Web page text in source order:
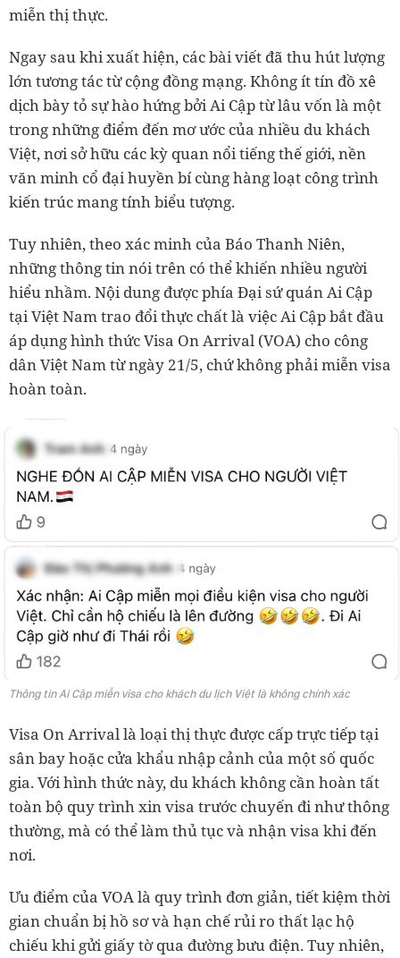
miễn thị thực.
Ngay sau khi xuất hiện, các bài viết đã thu hút lượng
lớn tương tác từ cộng đồng mạng. Không ít tín đồ xê
dịch bày tỏ sự hào hứng bởi Ai Cập từ lâu vốn là một
trong những điểm đến mơ ước của nhiều du khách
Việt, nơi sở hữu các kỳ quan nổi tiếng thế giới, nền
văn minh cổ đại huyền bí cùng hàng loạt công trình
kiến trúc mang tính biểu tượng.
Tuy nhiên, theo xác minh của Báo Thanh Niên,
những thông tin nói trên có thể khiến nhiều người
hiểu nhầm. Nội dung được phía Đại sứ quán Ai Cập
tại Việt Nam trao đổi thực chất là việc Ai Cập bắt đầu
áp dụng hình thức Visa On Arrival (VOA) cho công
dân Việt Nam từ ngày 21/5, chứ không phải miễn visa
hoàn toàn.
Thông tin Ai Cập miễn visa cho khách du lịch Việt là không chính xác
Visa On Arrival là loại thị thực được cấp trực tiếp tại
sân bay hoặc cửa khẩu nhập cảnh của một số quốc
gia. Với hình thức này, du khách không cần hoàn tất
toàn bộ quy trình xin visa trước chuyến đi như thông
thường, mà có thể làm thủ tục và nhận visa khi đến
nơi.
Ưu điểm của VOA là quy trình đơn giản, tiết kiệm thời
gian chuẩn bị hồ sơ và hạn chế rủi ro thất lạc hộ
chiếu khi gửi giấy tờ qua đường bưu điện. Tuy nhiên,